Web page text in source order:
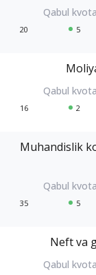
20 5
16 2
Muhandislik
35 5
Neft va